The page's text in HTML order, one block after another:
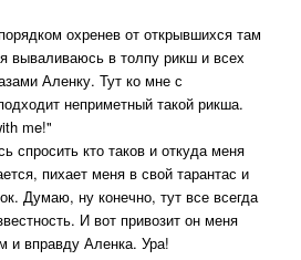
охренев от открывшихся там
вываливаюсь в толпу рикш и всех
Аленку. Тут ко мне с
неприметный такой рикша.
me!"
спросить кто таков и откуда меня
пихает меня в свой тарантас и
Думаю, ну конечно, тут все всегда
И вот привозит он меня
и вправду Аленка. Ура!